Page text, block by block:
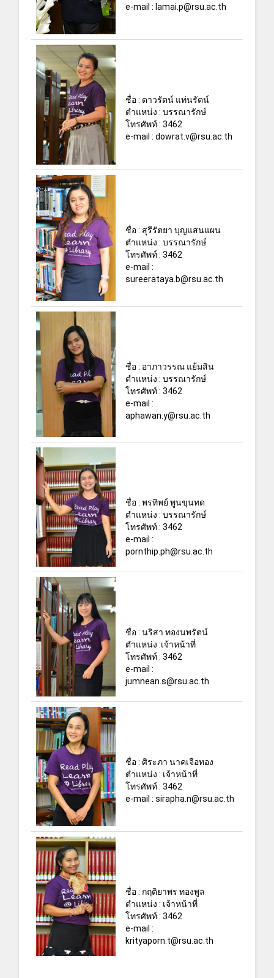
e-mail : lamai.p@rsu.ac.th
ชื่อ : ดาวรัตน์ แท่นรัตน์
ตำแหน่ง : บรรณารักษ์
โทรศัพท์ : 3462
e-mail : dowrat.v@rsu.ac.th
ชื่อ : สุรีรัตยา บุญแสนแผน
ตำแหน่ง : บรรณารักษ์
โทรศัพท์ : 3462
e-mail :
sureerataya.b@rsu.ac.th
ชื่อ : อาภาวรรณ แย้มสิน
ตำแหน่ง : บรรณารักษ์
โทรศัพท์ : 3462
e-mail :
aphawan.y@rsu.ac.th
ชื่อ : พรทิพย์ พูนขุนทด
ตำแหน่ง : บรรณารักษ์
โทรศัพท์ : 3462
e-mail :
pornthip.ph@rsu.ac.th
ชื่อ : นริสา ทองนพรัตน์
ตำแหน่ง :เจ้าหน้าที่
โทรศัพท์ : 3462
e-mail :
jumnean.s@rsu.ac.th
ชื่อ : ศิระภา นาคเจือทอง
ตำแหน่ง : เจ้าหน้าที่
โทรศัพท์ : 3462
e-mail : sirapha.n@rsu.ac.th
ชื่อ : กฤติยาพร ทองพูล
ตำแหน่ง : เจ้าหน้าที่
โทรศัพท์ : 3462
e-mail :
krityaporn.t@rsu.ac.th